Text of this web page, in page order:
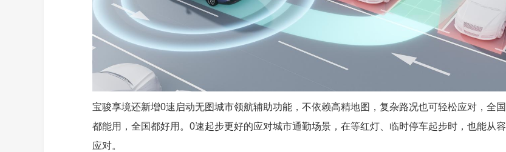
宝骏享境还新增0速启动无图城市领航辅助功能，不依赖高精地图，复杂路况也可轻松应对，全国
都能用，全国都好用。0速起步更好的应对城市通勤场景，在等红灯、临时停车起步时，也能从容
应对。